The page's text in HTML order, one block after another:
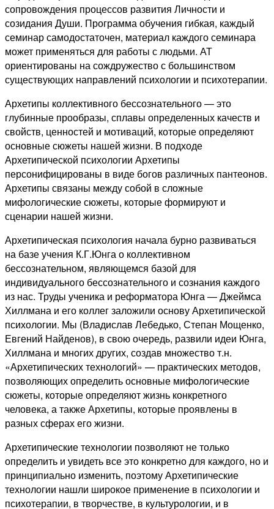
сопровождения процессов развития Личности и
созидания Души. Программа обучения гибкая, каждый
семинар самодостаточен, материал каждого семинара
может применяться для работы с людьми. АТ
ориентированы на сождружество с большинством
существующих направлений психологии и психотерапии.
Архетипы коллективного бессознательного — это
глубинные прообразы, сплавы определенных качеств и
свойств, ценностей и мотиваций, которые определяют
основные сюжеты нашей жизни. В подходе
Архетипической психологии Архетипы
персонифицированы в виде богов различных пантеонов.
Архетипы связаны между собой в сложные
мифологические сюжеты, которые формируют и
сценарии нашей жизни.
Архетипическая психология начала бурно развиваться
на базе учения К.Г.Юнга о коллективном
бессознательном, являющемся базой для
индивидуального бессознательного и сознания каждого
из нас. Труды ученика и реформатора Юнга — Джеймса
Хиллмана и его коллег заложили основу Архетипической
психологии. Мы (Владислав Лебедько, Степан Мощенко,
Евгений Найденов), в свою очередь, развили идеи Юнга,
Хиллмана и многих других, создав множество т.н.
«Архетипических технологий» — практических методов,
позволяющих определить основные мифологические
сюжеты, которые определяют жизнь конкретного
человека, а также Архетипы, которые проявлены в
разных сферах его жизни.
Архетипические технологии позволяют не только
определить и увидеть все это конкретно для каждого, но и
принципиально изменить, поэтому Архетипические
технологии нашли широкое применение в психологии и
психотерапии, в творчестве, в культурологии, и в